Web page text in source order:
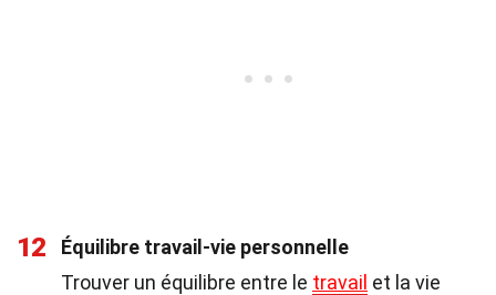
12
Équilibre travail-vie personnelle
Trouver un équilibre entre le travail et la vie